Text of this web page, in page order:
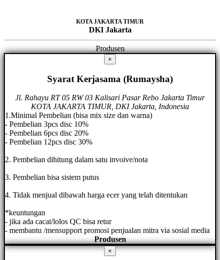
KOTA JAKARTA TIMUR
DKI Jakarta
Produsen
×
Syarat Kerjasama (Rumaysha)
Jl. Rahayu RT 05 RW 03 Kalisari Pasar Rebo Jakarta Timur
KOTA JAKARTA TIMUR, DKI Jakarta, Indonesia
1.Minimal Pembelian (bisa mix size dan warna)
- Pembelian 3pcs disc 10%
- Pembelian 6pcs disc 20%
- Pembelian 12pcs disc 30%
2. Pembelian dihitung dalam satu invoive/nota
3. Pembelian bisa sistem putus
4. Tidak menjual dibawah harga ecer yang telah ditentukan
*keuntungan
- jika ada cacat/lolos QC bisa retur
- membantu /mensupport promosi penjualan mitra via sosial media
Produsen
×